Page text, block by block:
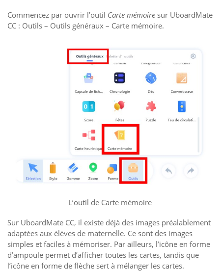
Commencez par ouvrir l’outil Carte mémoire sur UboardMate
CC : Outils – Outils généraux – Carte mémoire.
L’outil de Carte mémoire
Sur UboardMate CC, il existe déjà des images préalablement
adaptées aux élèves de maternelle. Ce sont des images
simples et faciles à mémoriser. Par ailleurs, l’icône en forme
d’ampoule permet d’afficher toutes les cartes, tandis que
l’icône en forme de flèche sert à mélanger les cartes.